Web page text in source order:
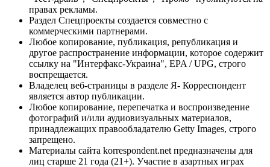
правах рекламы.
Раздел Спецпроекты создается совместно с
коммерческими партнерами.
Любое копирование, публикация, републикация и
другое распространение информации, которое содержит
ссылку на "Интерфакс-Украина", EPA / UPG, строго
воспрещается.
Владелец веб-страницы в разделе Я- Корреспондент
является автор публикации.
Любое копирование, перепечатка и воспроизведение
фотографий и/или аудиовизуальных материалов,
принадлежащих правообладателю Getty Images, строго
запрещено.
Материалы сайта korrespondent.net предназначены для
лиц старше 21 года (21+). Участие в азартных играх